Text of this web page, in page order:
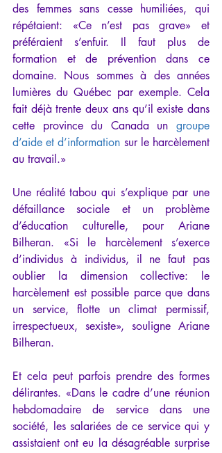
des femmes sans cesse humiliées, qui
répétaient: «Ce n’est pas grave» et
préféraient s’enfuir. Il faut plus de
formation et de prévention dans ce
domaine. Nous sommes à des années
lumières du Québec par exemple. Cela
fait déjà trente deux ans qu’il existe dans
cette province du Canada un groupe
d’aide et d’information sur le harcèlement
au travail.»
Une réalité tabou qui s’explique par une
défaillance sociale et un problème
d’éducation culturelle, pour Ariane
Bilheran. «Si le harcèlement s’exerce
d’individus à individus, il ne faut pas
oublier la dimension collective: le
harcèlement est possible parce que dans
un service, flotte un climat permissif,
irrespectueux, sexiste», souligne Ariane
Bilheran.
Et cela peut parfois prendre des formes
délirantes. «Dans le cadre d’une réunion
hebdomadaire de service dans une
société, les salariées de ce service qui y
assistaient ont eu la désagréable surprise